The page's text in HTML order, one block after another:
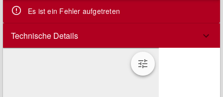
Es ist ein Fehler aufgetreten
Technische Details